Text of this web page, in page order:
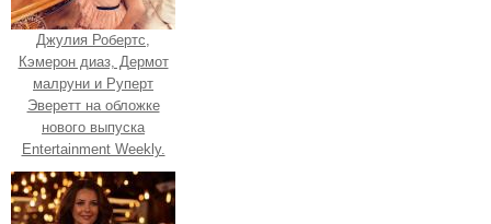
Джулия Робертс,
Кэмерон диаз, Дермот
малруни и Руперт
Эверетт на обложке
нового выпуска
Entertainment Weekly.